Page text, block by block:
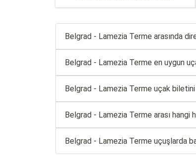
Belgrad - Lamezia Terme arasında
Belgrad - Lamezia Terme en uygun
Belgrad - Lamezia Terme uçak
Belgrad - Lamezia Terme arası hangi
Belgrad - Lamezia Terme uçuşlarda